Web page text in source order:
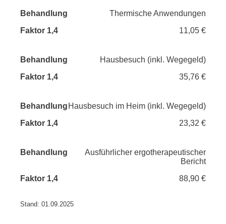
Thermische Anwendungen
11,05 €
Hausbesuch (inkl. Wegegeld)
35,76 €
Hausbesuch im Heim (inkl. Wegegeld)
23,32 €
Ausführlicher ergotherapeutischer
Bericht
88,90 €
Stand: 01.09.2025